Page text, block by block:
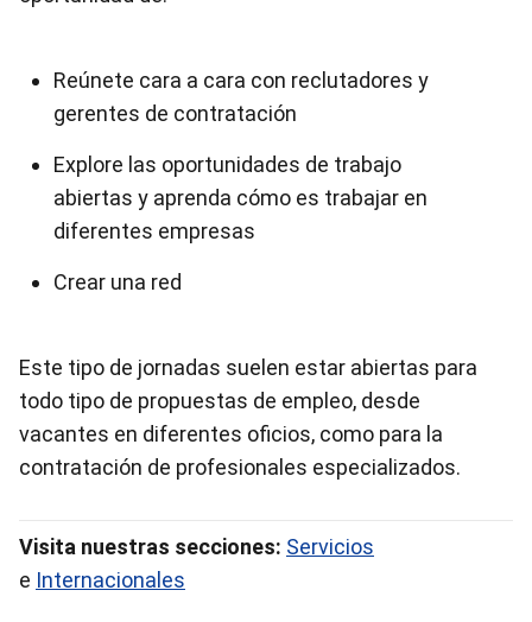
Reúnete cara a cara con reclutadores y
gerentes de contratación
Explore las oportunidades de trabajo
abiertas y aprenda cómo es trabajar en
diferentes empresas
Crear una red
Este tipo de jornadas suelen estar abiertas para
todo tipo de propuestas de empleo, desde
vacantes en diferentes oficios, como para la
contratación de profesionales especializados.
Visita nuestras secciones: Servicios
e Internacionales